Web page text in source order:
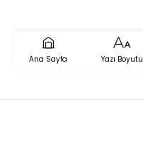
Ana Sayfa Yazı Boyutu